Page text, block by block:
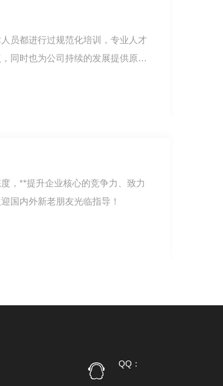
员都进行过规范化培训，专业人才
同时也为公司持续的发展提供原动
，**提升企业核心的竞争力、致力
国内外新老朋友光临指导！
QQ：